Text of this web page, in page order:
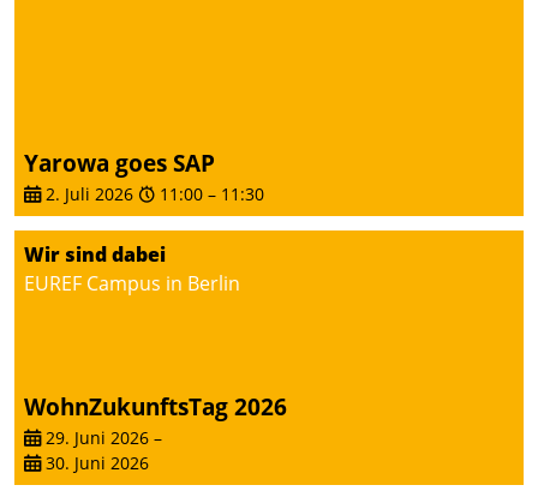
zielgerichtete
Mieterbefragungen – eine
starke Grundlage für
intelligente,
datengestützte
Entscheidungen.
Yarowa goes SAP
2. Juli 2026 11:00 – 11:30
Wir sind dabei
EUREF Campus in Berlin
WohnZukunftsTag 2026
29. Juni 2026 –
30. Juni 2026